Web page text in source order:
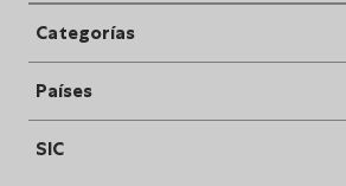
Categorías
Países
SIC